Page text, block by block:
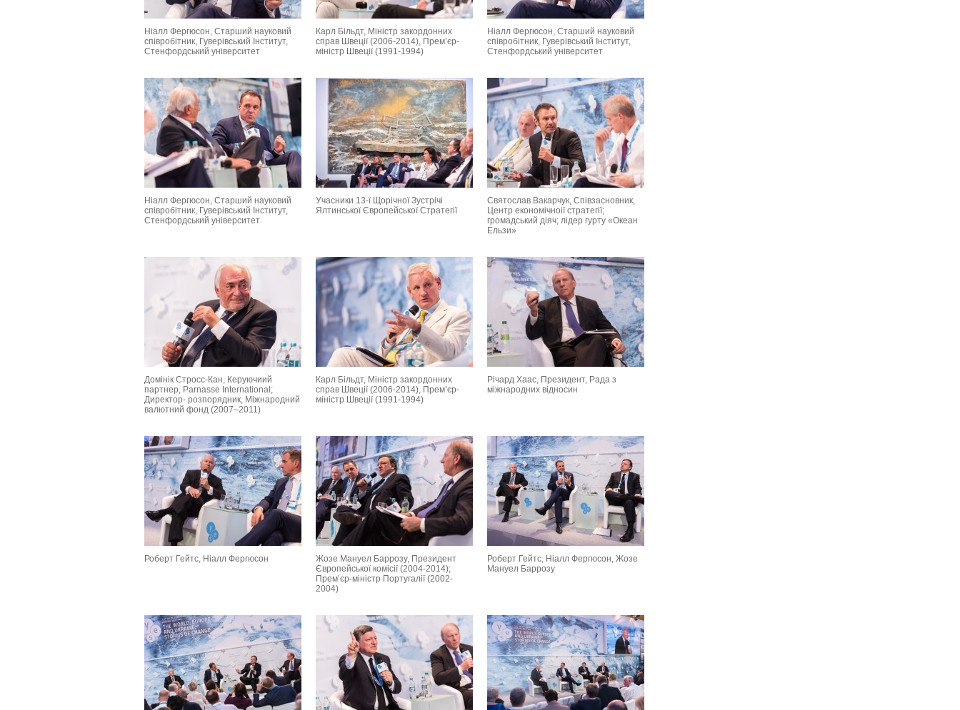
Ніалл Фергюсон, Старший науковий
співробітник, Гуверівський Інститут,
Стенфордський університет
Карл Більдт, Міністр закордонних
справ Швеції (2006-2014), Прем’єр-
міністр Швеції (1991-1994)
Ніалл Фергюсон, Старший науковий
співробітник, Гуверівський Інститут,
Стенфордський університет
Ніалл Фергюсон, Старший науковий
співробітник, Гуверівський Інститут,
Стенфордський університет
Учасники 13-ї Щорічної Зустрічі
Ялтинської Європейської Стратегії
Святослав Вакарчук, Співзасновник,
Центр економічноії стратегії;
громадський діяч; лідер гурту «Океан
Ельзи»
Домінік Стросс-Кан, Керуючиий
партнер, Parnasse International;
Директор- розпорядник, Міжнародний
валютний фонд (2007–2011)
Карл Більдт, Міністр закордонних
справ Швеції (2006-2014), Прем’єр-
міністр Швеції (1991-1994)
Річард Хаас, Президент, Рада з
міжнародних відносин
Роберт Гейтс, Ніалл Фергюсон
Жозе Мануел Баррозу, Президент
Європейської комісії (2004-2014);
Прем’єр-міністр Португалії (2002-
2004)
Роберт Гейтс, Ніалл Фергюсон, Жозе
Мануел Баррозу